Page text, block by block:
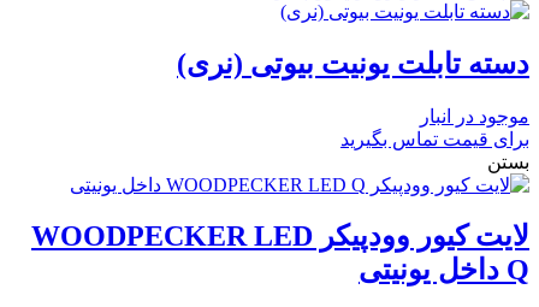
دسته تابلت یونیت بیوتی (نری)
موجود در انبار
برای قیمت تماس بگیرید
بستن
لایت کیور وودپیکر WOODPECKER LED
Q داخل یونیتی